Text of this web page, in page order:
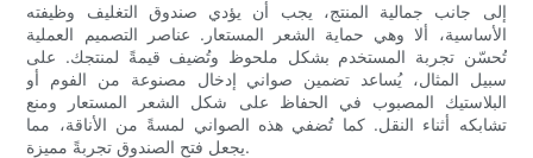
إلى جانب جمالية المنتج، يجب أن يؤدي صندوق التغليف وظيفته
الأساسية، ألا وهي حماية الشعر المستعار. عناصر التصميم العملية
تُحسّن تجربة المستخدم بشكل ملحوظ وتُضيف قيمةً لمنتجك. على
سبيل المثال، يُساعد تضمين صواني إدخال مصنوعة من الفوم أو
البلاستيك المصبوب في الحفاظ على شكل الشعر المستعار ومنع
تشابكه أثناء النقل. كما تُضفي هذه الصواني لمسةً من الأناقة، مما
يجعل فتح الصندوق تجربةً مميزة.